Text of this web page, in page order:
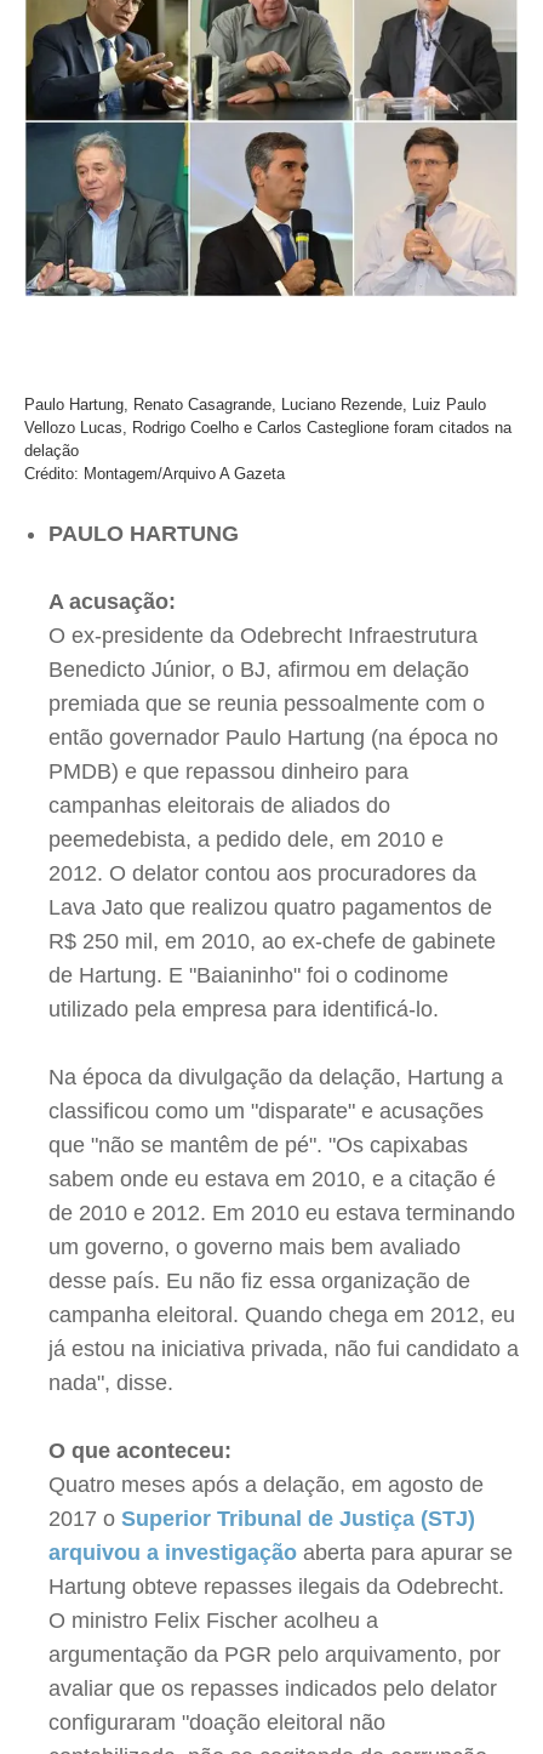
Paulo Hartung, Renato Casagrande, Luciano Rezende, Luiz Paulo
Vellozo Lucas, Rodrigo Coelho e Carlos Casteglione foram citados na
delação
Crédito: Montagem/Arquivo A Gazeta
PAULO HARTUNG
A acusação:
O ex-presidente da Odebrecht Infraestrutura
Benedicto Júnior, o BJ, afirmou em delação
premiada que se reunia pessoalmente com o
então governador Paulo Hartung (na época no
PMDB) e que repassou dinheiro para
campanhas eleitorais de aliados do
peemedebista, a pedido dele, em 2010 e
2012. O delator contou aos procuradores da
Lava Jato que realizou quatro pagamentos de
R$ 250 mil, em 2010, ao ex-chefe de gabinete
de Hartung. E "Baianinho" foi o codinome
utilizado pela empresa para identificá-lo.
Na época da divulgação da delação, Hartung a
classificou como um "disparate" e acusações
que "não se mantêm de pé". "Os capixabas
sabem onde eu estava em 2010, e a citação é
de 2010 e 2012. Em 2010 eu estava terminando
um governo, o governo mais bem avaliado
desse país. Eu não fiz essa organização de
campanha eleitoral. Quando chega em 2012, eu
já estou na iniciativa privada, não fui candidato a
nada", disse.
O que aconteceu:
Quatro meses após a delação, em agosto de
2017 o Superior Tribunal de Justiça (STJ)
arquivou a investigação aberta para apurar se
Hartung obteve repasses ilegais da Odebrecht.
O ministro Felix Fischer acolheu a
argumentação da PGR pelo arquivamento, por
avaliar que os repasses indicados pelo delator
configuraram "doação eleitoral não